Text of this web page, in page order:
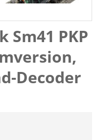
Sm41 PKP
Decoder